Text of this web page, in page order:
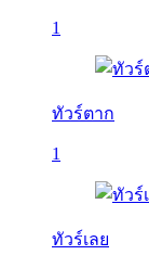
1
ทัวร์ตาก
1
ทัวร์เลย